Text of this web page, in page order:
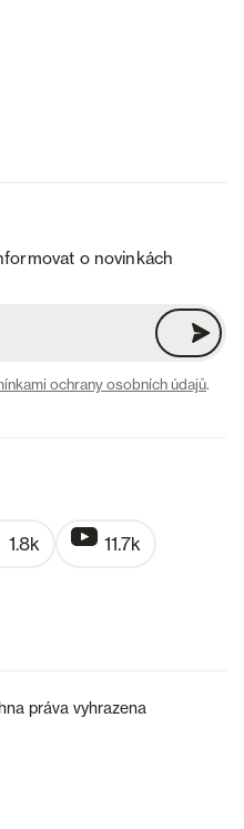
o novinkách
ochrany osobních údajů.
1.8k 11.7k
práva vyhrazena